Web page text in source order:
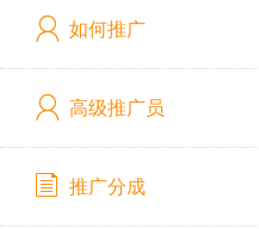
如何推广
高级推广员
推广分成